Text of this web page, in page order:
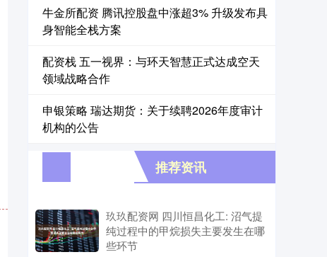
牛金所配资 腾讯控股盘中涨超3% 升级发布具
身智能全栈方案
配资栈 五一视界：与环天智慧正式达成空天
领域战略合作
申银策略 瑞达期货：关于续聘2026年度审计
机构的公告
推荐资讯
玖玖配资网 四川恒昌化工: 沼气提
纯过程中的甲烷损失主要发生在哪
些环节